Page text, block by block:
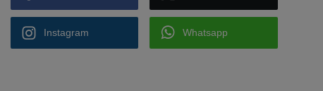
Instagram Whatsapp